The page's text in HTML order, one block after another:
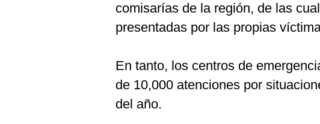
comisarías de la región, de las
presentadas por las propias
En tanto, los centros de
de 10,000 atenciones por
del año.